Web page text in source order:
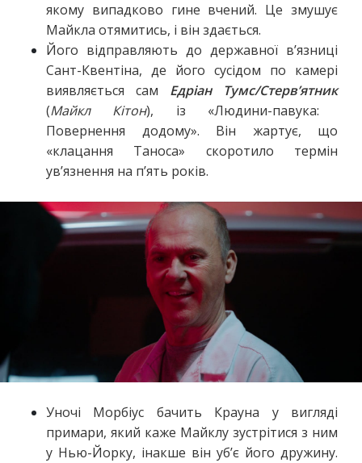
якому випадково гине вчений. Це змушує
Майкла отямитись, і він здається.
Його відправляють до державної в’язниці
Сант-Квентіна, де його сусідом по камері
виявляється сам Едріан Тумс/Стерв’ятник
(Майкл Кітон), із «Людини-павука:
Повернення додому». Він жартує, що
«клацання Таноса» скоротило термін
ув’язнення на п’ять років.
Уночі Морбіус бачить Крауна у вигляді
примари, який каже Майклу зустрітися з ним
у Нью-Йорку, інакше він уб’є його дружину.